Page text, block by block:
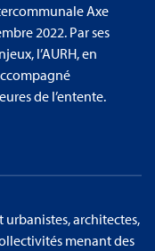
Axe
2022. Par ses
l’AURH, en
de l’entente.
urbanistes, architectes,
menant des